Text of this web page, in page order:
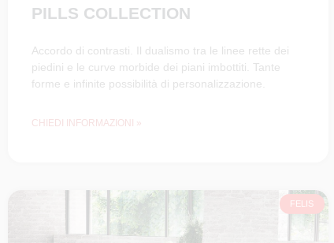
PILLS COLLECTION
Accordo di contrasti. Il dualismo tra le linee rette dei
piedini e le curve morbide dei piani imbottiti. Tante
forme e infinite possibilità di personalizzazione.
CHIEDI INFORMAZIONI »
FELIS